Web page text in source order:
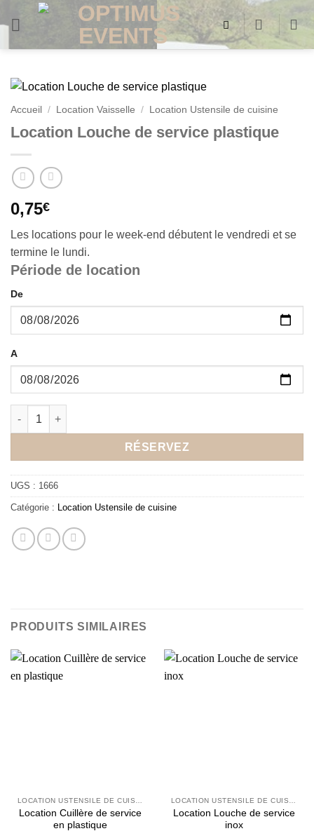
au
Accueil / Location Vaisselle / Location Ustensile de cuisine
Location Louche de service plastique
0,75€
Les locations pour le week-end débutent le vendredi et se
termine le lundi.
Période de location
De
A
quantité de Location Louche de service plastique
RÉSERVEZ
UGS : 1666
Catégorie : Location Ustensile de cuisine
PRODUITS SIMILAIRES
LOCATION USTENSILE DE CUISINE
Location Cuillère de service
en plastique
LOCATION USTENSILE DE CUISINE
Location Louche de service
inox